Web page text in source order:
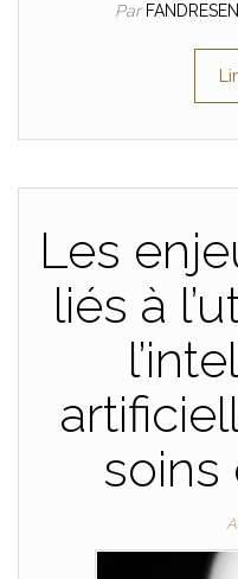
Par
Les
liés à
soins